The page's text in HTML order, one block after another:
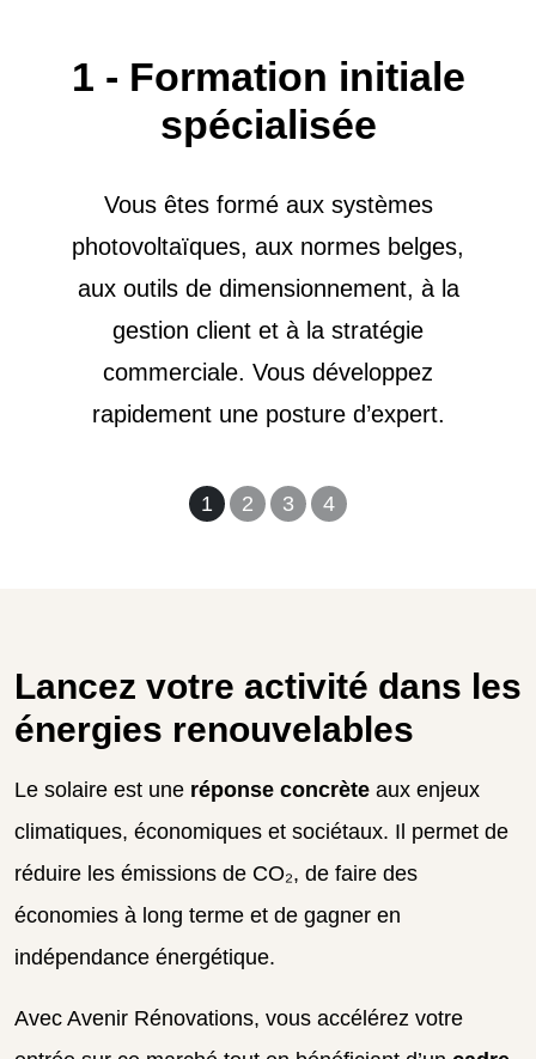
1 2 3 4
1 - Formation initiale
spécialisée
Vous êtes formé aux systèmes
photovoltaïques, aux normes belges,
aux outils de dimensionnement, à la
gestion client et à la stratégie
commerciale. Vous développez
rapidement une posture d’expert.
Lancez votre activité dans les
énergies renouvelables
Le solaire est une réponse concrète aux enjeux
climatiques, économiques et sociétaux. Il permet de
réduire les émissions de CO₂, de faire des
économies à long terme et de gagner en
indépendance énergétique.
Avec Avenir Rénovations, vous accélérez votre